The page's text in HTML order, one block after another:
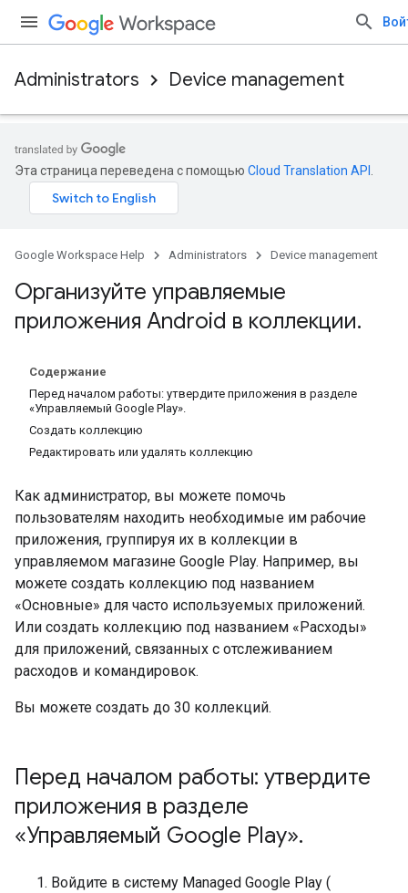
Administrators Device management
Эта страница переведена с помощью Cloud Translation API
Google Workspace Help Administrators Device management
Организуйте управляемые
приложения Android в коллекции.
Содержание
Перед началом работы: утвердите приложения в разделе
«Управляемый Google Play».
Создать коллекцию
Редактировать или удалять коллекцию
Как администратор, вы можете помочь
пользователям находить необходимые им рабочие
приложения, группируя их в коллекции в
управляемом магазине Google Play. Например, вы
можете создать коллекцию под названием
«Основные» для часто используемых приложений.
Или создать коллекцию под названием «Расходы»
для приложений, связанных с отслеживанием
расходов и командировок.
Вы можете создать до 30 коллекций.
Перед началом работы: утвердите
приложения в разделе
«Управляемый Google Play».
Войдите в систему Managed Google Play (